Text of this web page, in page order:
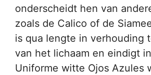
onderscheidt hen van
zoals de Calico of de
is qua lengte in verhouding
van het lichaam en eindigt
Uniforme witte Ojos Azules